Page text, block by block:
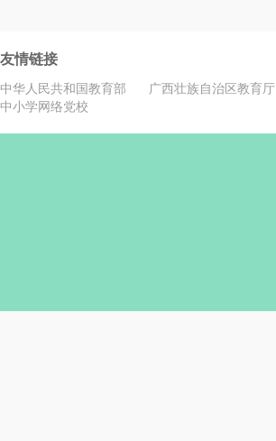
友情链接
中华人民共和国教育部 广西壮族自治区教育厅
中小学网络党校